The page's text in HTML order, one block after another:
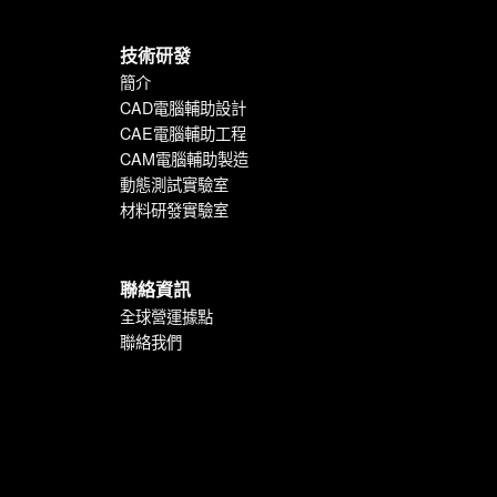
技術研發
簡介
CAD電腦輔助設計
CAE電腦輔助工程
CAM電腦輔助製造
動態測試實驗室
材料研發實驗室
聯絡資訊
全球營運據點
聯絡我們